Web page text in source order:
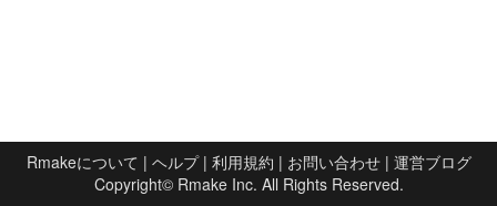
Rmakeについて | ヘルプ| 利用規約 | お問い合わせ| 運営ブログ
Copyright© Rmake Inc. All Rights Reserved.